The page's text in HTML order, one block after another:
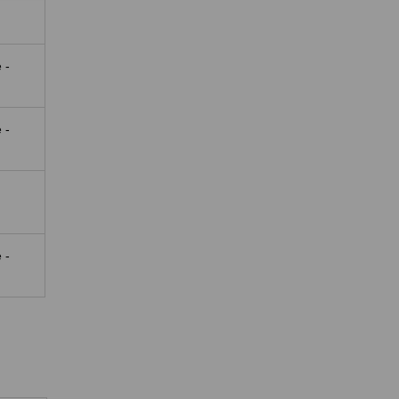
-
-
-